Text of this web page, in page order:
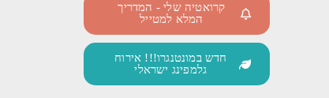
קרואטיה שלי - המדריך
המלא למטייל
חדש במונטנגרו!!! אירוח
גלמפינג ישראלי